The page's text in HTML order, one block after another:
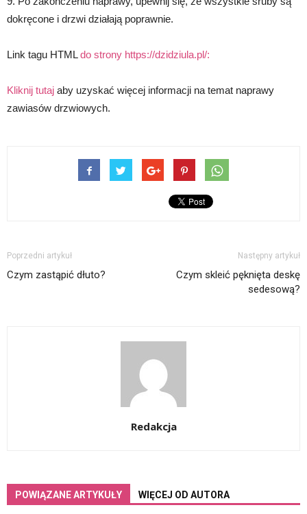
dokręcone i drzwi działają poprawnie.
Link tagu HTMLdo strony https://dzidziula.pl/:
Kliknij tutaj aby uzyskać więcej informacji na temat naprawy
zawiasów drzwiowych.
Poprzedni artykuł
Czym zastąpić dłuto?
Następny artykuł
Czym skleić pęknięta deskę
sedesową?
Redakcja
POWIĄZANE ARTYKUŁY WIĘCEJ OD AUTORA